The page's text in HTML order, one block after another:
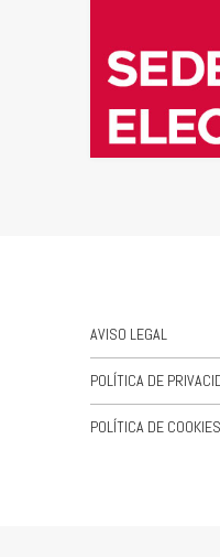
AVISO LEGAL
POLÍTICA DE
POLÍTICA DE COOKIES